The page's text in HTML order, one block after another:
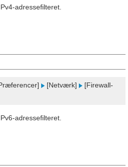
adressefilteret.
[Netværk]
[Firewall-
adressefilteret.